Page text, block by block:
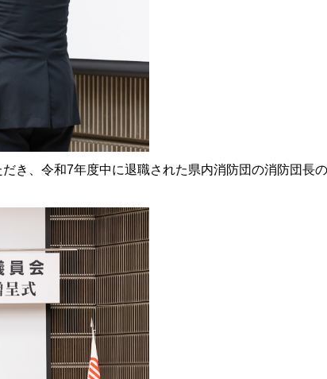
き、令和7年度中に退職された県内消防団の消防団長